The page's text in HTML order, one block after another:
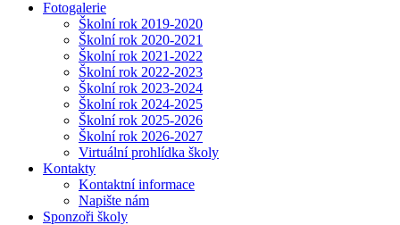
Fotogalerie
Školní rok 2019-2020
Školní rok 2020-2021
Školní rok 2021-2022
Školní rok 2022-2023
Školní rok 2023-2024
Školní rok 2024-2025
Školní rok 2025-2026
Školní rok 2026-2027
Virtuální prohlídka školy
Kontakty
Kontaktní informace
Napište nám
Sponzoři školy